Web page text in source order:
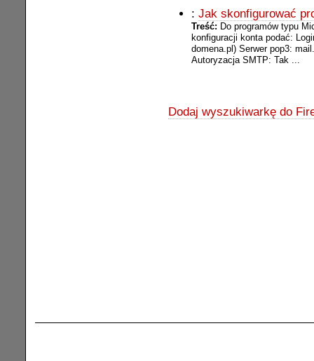
: Jak skonfigurować
Treść: Do programów typu
konfiguracji konta podać:
domena.pl) Serwer pop3:
Autoryzacja SMTP: Tak ...
Dodaj wyszukiwarkę do